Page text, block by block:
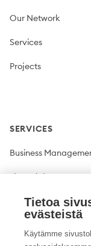
Our Network
Services
Projects
SERVICES
Business
Financial
Plant production
Tietoa
evästeistä
Käytämme